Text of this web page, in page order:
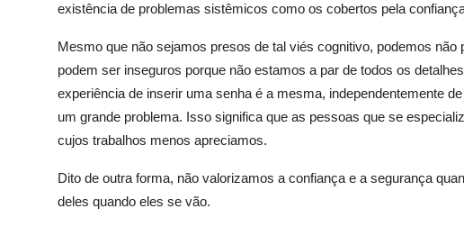
existência de problemas sistêmicos como os cobertos pela
Mesmo que não sejamos presos de tal viés cognitivo, podemos
podem ser inseguros porque não estamos a par de todos os
experiência de inserir uma senha é a mesma, independentemente
um grande problema. Isso significa que as pessoas que se
cujos trabalhos menos apreciamos.
Dito de outra forma, não valorizamos a confiança e a segurança
deles quando eles se vão.